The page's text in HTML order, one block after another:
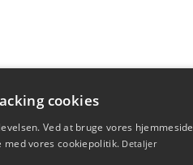
cookies
Ved at bruge vores hjemmeside
vores cookiepolitik. Detaljer